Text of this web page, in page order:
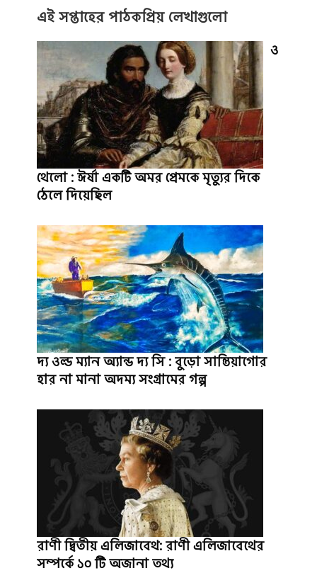
এই সপ্তাহের পাঠকপ্রিয় লেখাগুলো
ও
থেলো : ঈর্ষা একটি অমর প্রেমকে মৃত্যুর দিকে
ঠেলে দিয়েছিল
দ্য ওল্ড ম্যান অ্যান্ড দ্য সি : বুড়ো সান্তিয়াগোর
হার না মানা অদম্য সংগ্রামের গল্প
রাণী দ্বিতীয় এলিজাবেথ: রাণী এলিজাবেথের
সম্পর্কে ১০ টি অজানা তথ্য